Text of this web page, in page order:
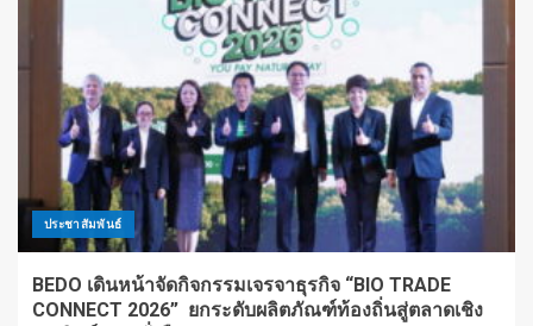
ประชาสัมพันธ์
BEDO เดินหน้าจัดกิจกรรมเจรจาธุรกิจ “BIO TRADE
CONNECT 2026” ยกระดับผลิตภัณฑ์ท้องถิ่นสู่ตลาดเชิง